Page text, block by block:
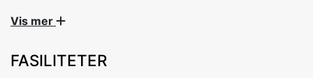
Velkommen til vår trivelige 2-roms leilighet – perfekt
Vis mer
FASILITETER